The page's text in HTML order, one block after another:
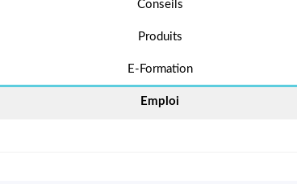
Conseils
Produits
E-Formation
Emploi